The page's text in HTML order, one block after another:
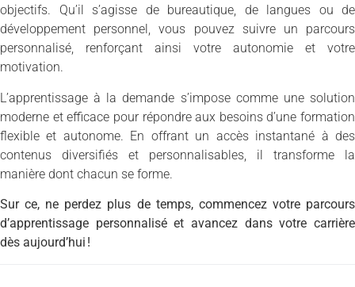
objectifs. Qu’il s’agisse de bureautique, de langues ou de
développement personnel, vous pouvez suivre un parcours
personnalisé, renforçant ainsi votre autonomie et votre
motivation.
L’apprentissage à la demande s’impose comme une solution
moderne et efficace pour répondre aux besoins d’une formation
flexible et autonome. En offrant un accès instantané à des
contenus diversifiés et personnalisables, il transforme la
manière dont chacun se forme.
Sur ce, ne perdez plus de temps, commencez votre parcours
d’apprentissage personnalisé et avancez dans votre carrière
dès aujourd’hui !